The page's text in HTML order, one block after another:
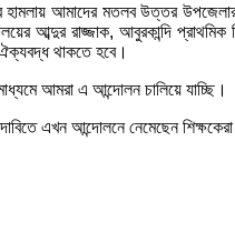
আমাদের মতলব উত্তর উপজেলার
আব্দুর রাজ্জাক, আবুরকান্দি
থাকতে হবে।
আমরা এ আন্দোলন চালিয়ে যাচ্ছি।
এখন আন্দোলনে নেমেছেন